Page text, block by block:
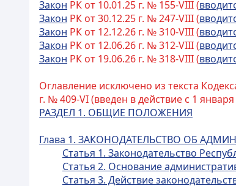
Закон РК от 10.01.25 г. № 155-VIII (
Закон РК от 30.12.25 г. № 247-VIII (
Закон РК от 12.12.26 г. № 310-VIII (
Закон РК от 12.06.26 г. № 312-VIII (
Закон РК от 19.06.26 г. № 318-VIII (
Оглавление исключено из текста
г. № 409-VI (введен в действие с 1 января
РАЗДЕЛ 1. ОБЩИЕ ПОЛОЖЕНИЯ
Глава 1. ЗАКОНОДАТЕЛЬСТВО ОБ
Статья 1. Законодательство
Статья 2. Основание
Статья 3. Действие